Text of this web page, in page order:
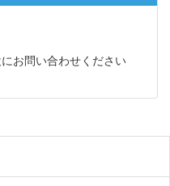
お問い合わせください